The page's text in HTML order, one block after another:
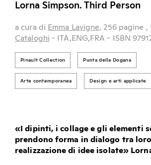
Lorna Simpson. Third Person
a cura di Emma Lavigne, 256 pagine ,
Cataloghi - ITA,ENG,FRA - ISBN
Pinault Collection Punta della Dogana
Arte contemporanea Design e arti applicate
«I dipinti, i collage e gli elementi
prendono forma in dialogo tra
realizzazione di idee isolate»